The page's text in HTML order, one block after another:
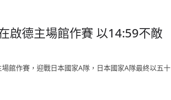
啟德主場館作賽 以14:59不敵
館作賽，迎戰日本國家A隊，日本國家A隊最終以五十